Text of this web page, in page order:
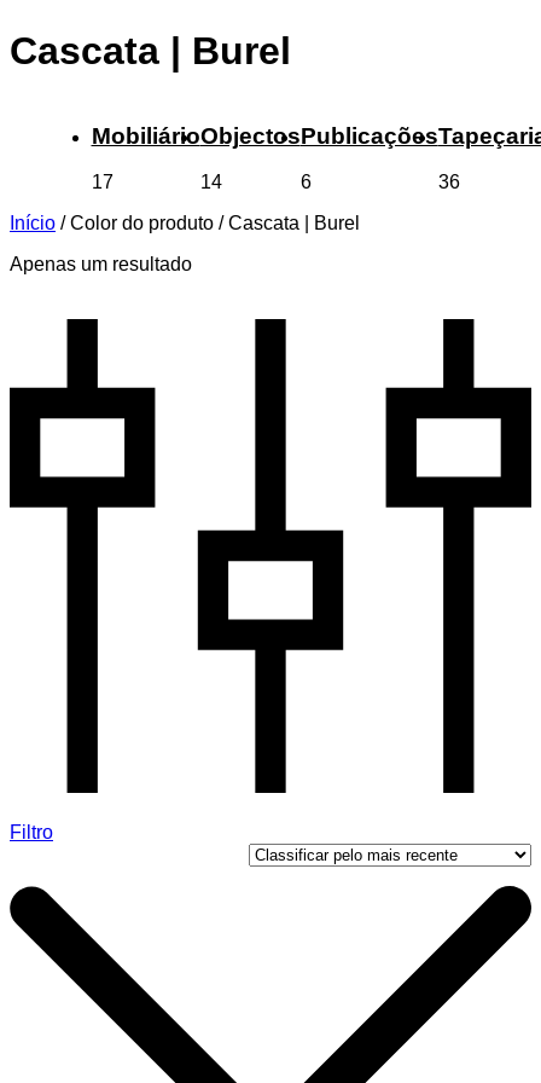
Cascata | Burel
Mobiliário
17
Objectos
14
Publicações
6
36
Início /Color do produto /Cascata | Burel
Apenas um resultado
Filtro